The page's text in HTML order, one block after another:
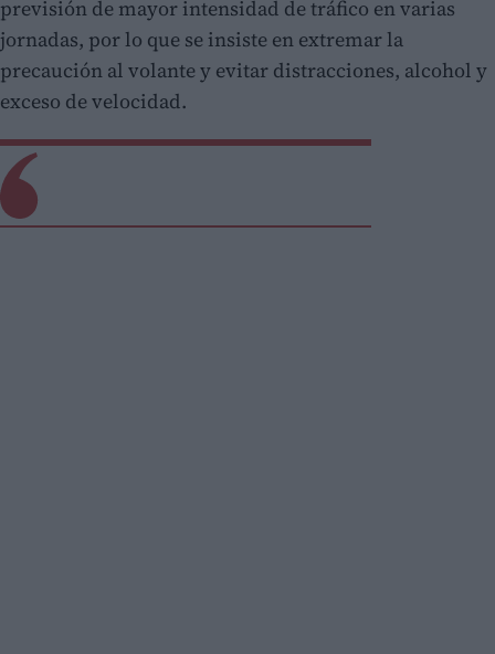
previsión de mayor intensidad de tráfico en varias
jornadas, por lo que se insiste en extremar la
precaución al volante y evitar distracciones, alcohol y
exceso de velocidad.